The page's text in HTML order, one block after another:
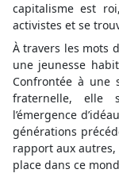
capitalisme est
activistes et se
À travers les mots
une jeunesse
Confrontée à une
fraternelle, elle
l’émergence
générations
rapport aux
place dans ce